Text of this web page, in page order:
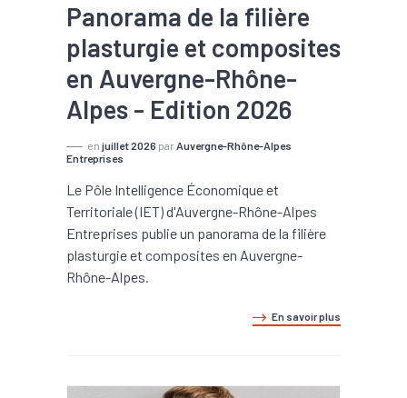
Panorama de la filière
plasturgie et composites
en Auvergne-Rhône-
Alpes - Edition 2026
en juillet 2026 par Auvergne-Rhône-Alpes
Entreprises
Le Pôle Intelligence Économique et
Territoriale (IET) d'Auvergne-Rhône-Alpes
Entreprises publie un panorama de la filière
plasturgie et composites en Auvergne-
Rhône-Alpes.
En savoir plus